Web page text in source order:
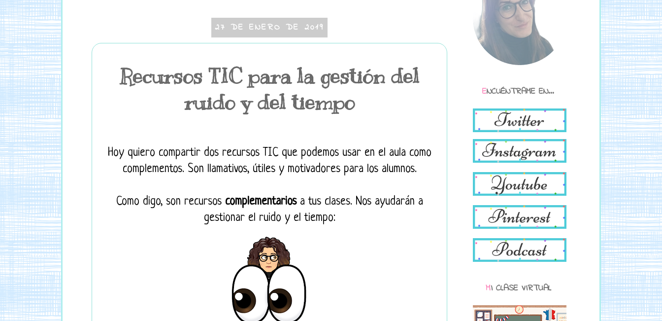
27 DE ENERO DE 2019
Recursos TIC para la gestión del
ruido y del tiempo
Hoy quiero compartir dos recursos TIC que podemos usar en el aula como
complementos. Son llamativos, útiles y motivadores para los alumnos.
Como digo, son recursos complementariosa tus clases. Nos ayudarán a
gestionar el ruido y el tiempo:
ENCUÉNTRAME EN...
MI CLASE VIRTUAL